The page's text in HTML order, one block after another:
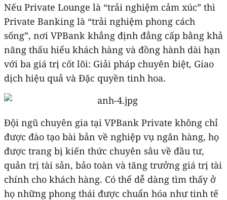
Nếu Private Lounge là “trải nghiệm cảm xúc” thì
Private Banking là “trải nghiệm phong cách
sống”, nơi VPBank khẳng định đẳng cấp bằng khả
năng thấu hiểu khách hàng và đồng hành dài hạn
với ba giá trị cốt lõi: Giải pháp chuyên biệt, Giao
dịch hiệu quả và Đặc quyền tinh hoa.
Đội ngũ chuyên gia tại VPBank Private không chỉ
được đào tạo bài bản về nghiệp vụ ngân hàng, họ
được trang bị kiến thức chuyên sâu về đầu tư,
quản trị tài sản, bảo toàn và tăng trưởng giá trị tài
chính cho khách hàng. Có thể dễ dàng tìm thấy ở
họ những phong thái được chuẩn hóa như tinh tế